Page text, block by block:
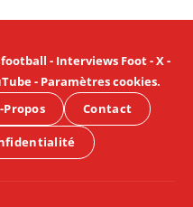
- Interviews Foot-X-
- Paramètres cookies.
Propos Contact